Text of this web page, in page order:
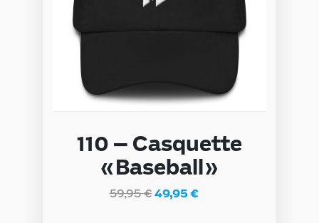
110 – Casquette
«Baseball»
59,95€49,95€